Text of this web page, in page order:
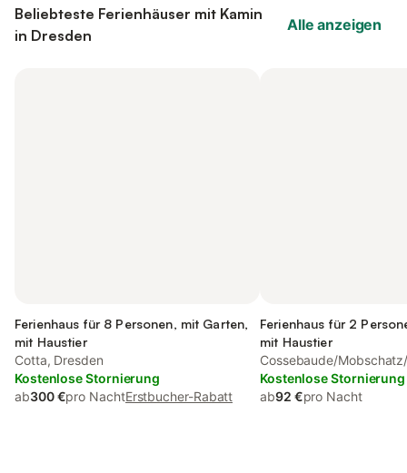
Beliebteste Ferienhäuser mit Kamin
in Dresden
Alle anzeigen
Ferienhaus für 8 Personen, mit Garten,
mit Haustier
Cotta, Dresden
Kostenlose Stornierung
ab300 €pro NachtErstbucher-Rabatt
Ferienhaus für 2
mit Haustier
Cossebaude/
Dresden
Kostenlose Stornierung
ab92 €pro Nacht